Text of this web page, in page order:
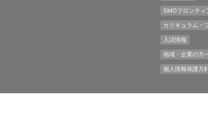
SMOフロンティ
カリキュラム・
入試情報
地域・企業の方
個人情報保護方